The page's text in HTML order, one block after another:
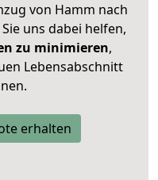
von Hamm nach
uns dabei helfen,
zu minimieren,
Lebensabschnitt
erhalten